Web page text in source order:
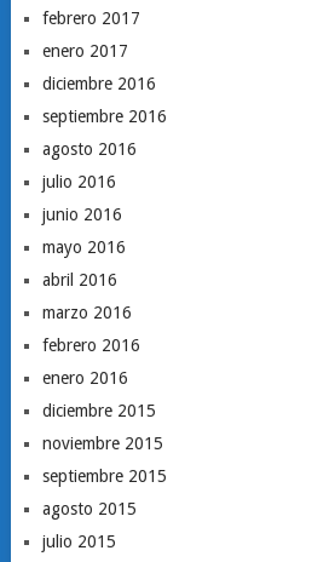
febrero 2017
enero 2017
diciembre 2016
septiembre 2016
agosto 2016
julio 2016
junio 2016
mayo 2016
abril 2016
marzo 2016
febrero 2016
enero 2016
diciembre 2015
noviembre 2015
septiembre 2015
agosto 2015
julio 2015